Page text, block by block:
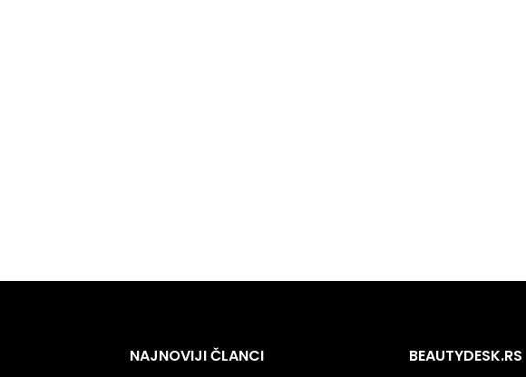
NAJNOVIJI ČLANCI BEAUTYDESK.RS